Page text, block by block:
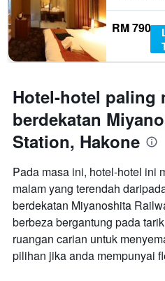
RM 790
Hotel-hotel paling
berdekatan
Station, Hakone
Pada masa ini, hotel-hotel ini
malam yang terendah
berdekatan Miyanoshita
berbeza bergantung pada
ruangan carian untuk
pilihan jika anda mempunyai